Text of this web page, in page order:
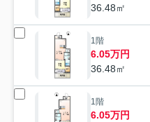
36.48㎡
1階
6.05万円
36.48㎡
1階
6.05万円